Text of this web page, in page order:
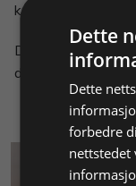
konstruksjon.
De ulike
det mulig å
Dette
Dette
forbedre
nettstedet